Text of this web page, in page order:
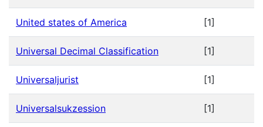
United states of America [1]
Universal Decimal Classification [1]
Universaljurist [1]
Universalsukzession [1]